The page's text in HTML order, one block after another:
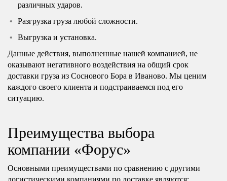
различных ударов.
Разгрузка груза любой сложности.
Выгрузка и установка.
Данные действия, выполненные нашей компанией, не
оказывают негативного воздействия на общий срок
доставки груза из Соснового Бора в Иваново. Мы ценим
каждого своего клиента и подстраиваемся под его
ситуацию.
Преимущества выбора
компании «Форус»
Основными преимуществами по сравнению с другими
логистическими компаниями по доставке являются: